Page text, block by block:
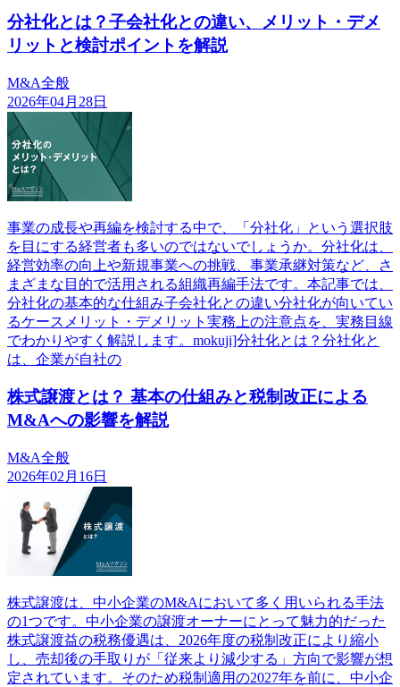
分社化とは？子会社化との違い、メリット・デメ
リットと検討ポイントを解説
M&A全般
2026年04月28日
事業の成長や再編を検討する中で、「分社化」という選択肢
を目にする経営者も多いのではないでしょうか。分社化は、
経営効率の向上や新規事業への挑戦、事業承継対策など、さ
まざまな目的で活用される組織再編手法です。本記事では、
分社化の基本的な仕組み子会社化との違い分社化が向いてい
るケースメリット・デメリット実務上の注意点を、実務目線
でわかりやすく解説します。mokuji]分社化とは？分社化と
は、企業が自社の
株式譲渡とは？ 基本の仕組みと税制改正による
M&Aへの影響を解説
M&A全般
2026年02月16日
株式譲渡は、中小企業のM&Aにおいて多く用いられる手法
の1つです。中小企業の譲渡オーナーにとって魅力的だった
株式譲渡益の税務優遇は、2026年度の税制改正により縮小
し、売却後の手取りが「従来より減少する」方向で影響が想
定されています。そのため税制適用の2027年を前に、中小企